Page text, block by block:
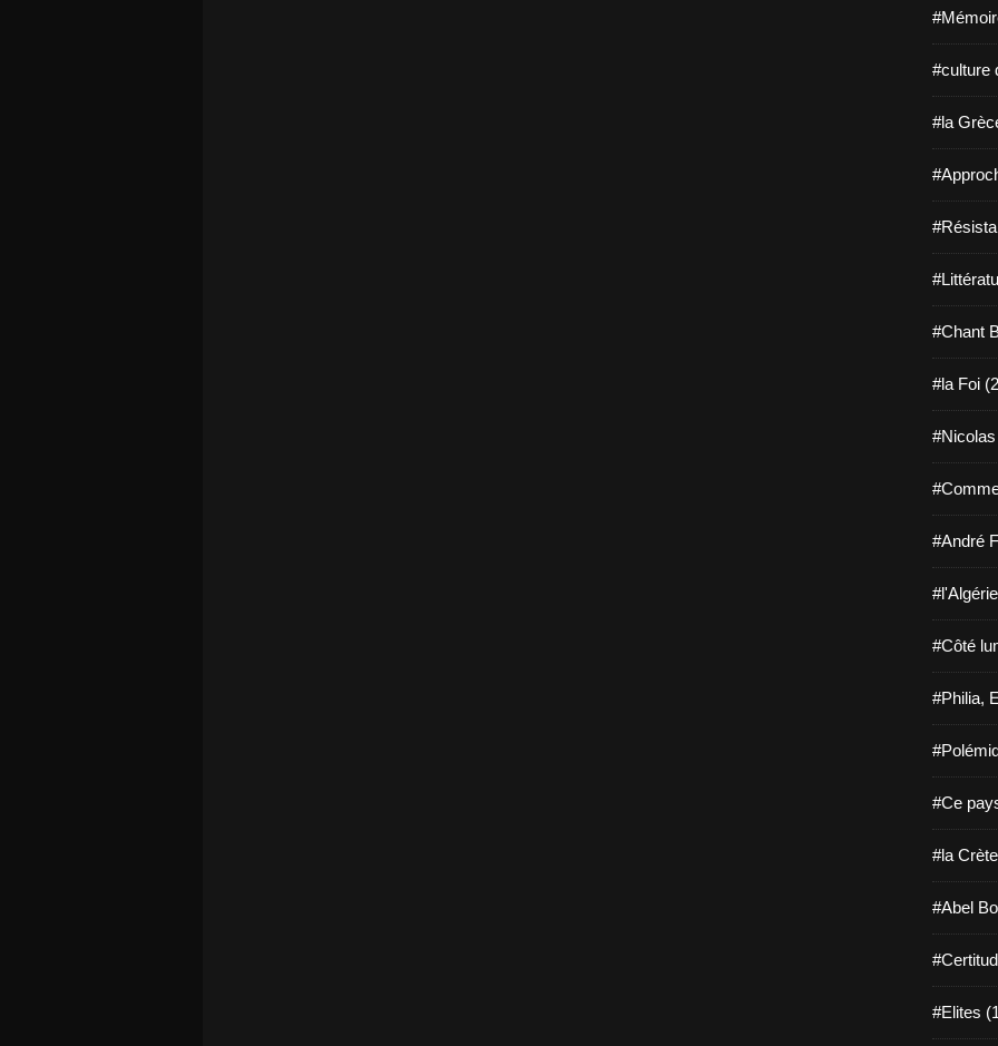
#culture
#la
#Chant
#la Foi
#André
#Côté
#Philia,
#Ce
#la
#Abel
#Elites